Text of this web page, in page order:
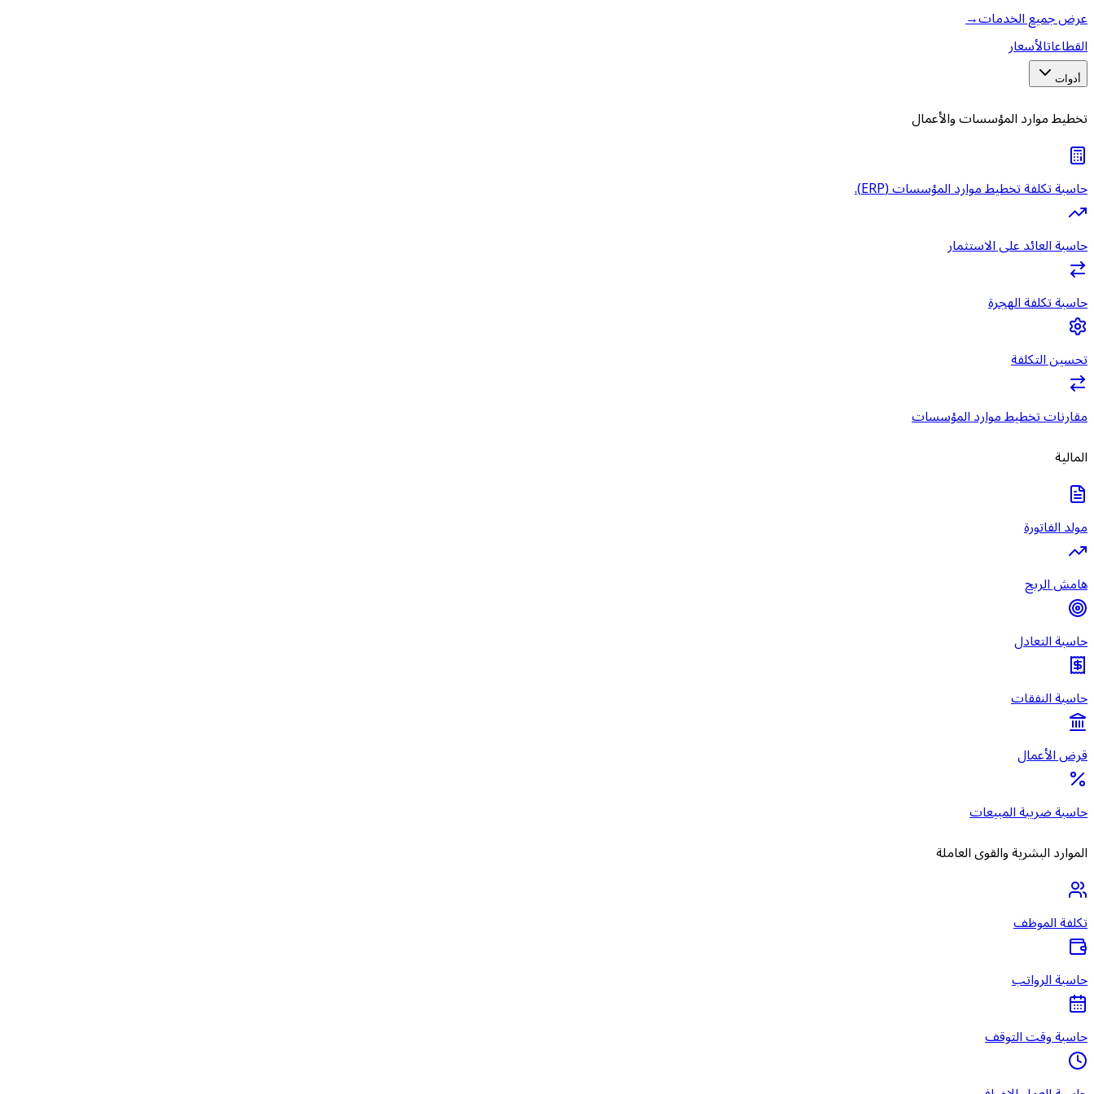
عرض جميع الخدمات→
القطاعاتالأسعار
أدوات
تخطيط موارد المؤسسات والأعمال
حاسبة تكلفة تخطيط موارد المؤسسات (ERP).
حاسبة العائد على الاستثمار
حاسبة تكلفة الهجرة
تحسين التكلفة
مقارنات تخطيط موارد المؤسسات
المالية
مولد الفاتورة
هامش الربح
حاسبة التعادل
حاسبة النفقات
قرض الأعمال
حاسبة ضريبة المبيعات
الموارد البشرية والقوى العاملة
تكلفة الموظف
حاسبة الرواتب
حاسبة وقت التوقف